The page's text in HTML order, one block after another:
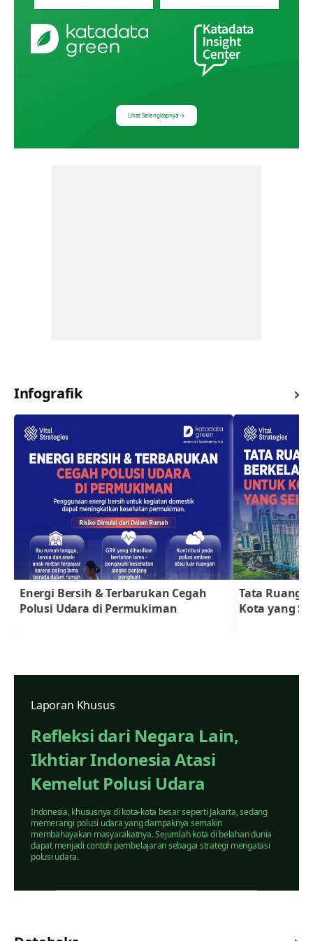
Berita
INZS 2026: Saatnya Wujudkan Komitmen Iklim
yang Berdampak
5 Agustus 2026, 15.59
Lihat Selengkapnya →
Infografik
Energi Bersih & Terbarukan Cegah
Polusi Udara di Permukiman
Tata Ruang
Kota yang
Laporan Khusus
Refleksi dari Negara Lain,
Ikhtiar Indonesia Atasi
Kemelut Polusi Udara
Indonesia, khususnya di kota-kota besar seperti Jakarta, sedang
memerangi polusi udara yang dampaknya semakin
membahayakan masyarakatnya. Sejumlah kota di belahan dunia
dapat menjadi contoh pembelajaran sebagai strategi mengatasi
polusi udara.